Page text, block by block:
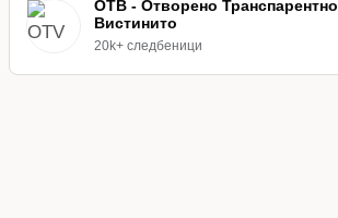
ОТВ - Отворено Транспарентно
Вистинито
20k+ следбеници